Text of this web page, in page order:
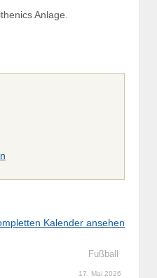
Anlage.
Kalender ansehen
Fußball
17. Mai 2026